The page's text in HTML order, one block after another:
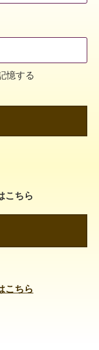
憶する
こちら
こちら